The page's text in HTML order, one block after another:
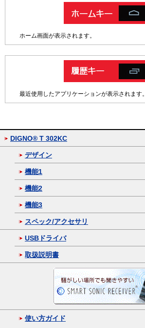
ホーム画面が表示されます。
最近使用したアプリケーションが表示されます。
DIGNO® T 302KC
デザイン
機能1
機能2
機能3
スペック/アクセサリ
USBドライバ
取扱説明書
使い方ガイド